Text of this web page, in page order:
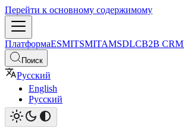
Перейти к основному содержимому
ПлатформаESMITSMITAMSDLCB2B CRM
Поиск
Русский
English
Русский